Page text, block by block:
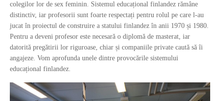
colegilor lor de sex feminin. Sistemul educațional finlandez rămâne
distinctiv, iar profesorii sunt foarte respectați pentru rolul pe care l-au
jucat în proiectul de construire a statului finlandez în anii 1970 și 1980.
Pentru a deveni profesor este necesară o diplomă de masterat, iar
datorită pregătirii lor riguroase, chiar și companiile private caută să îi
angajeze. Vom aprofunda unele dintre provocările sistemului
educațional finlandez.